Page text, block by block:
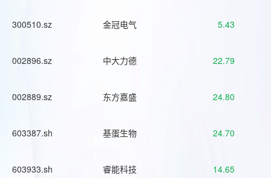
300510.sz 金冠电气 5.43
002896.sz 中大力德 22.79
002889.sz 东方嘉盛 24.80
603387.sh 基蛋生物 24.70
603933.sh 睿能科技 14.65